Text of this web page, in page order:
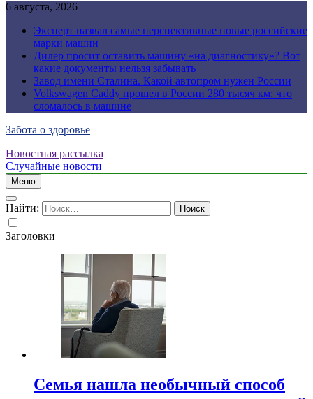
6 августа, 2026
Эксперт назвал самые перспективные новые российские
марки машин
Дилер просит оставить машину «на диагностику»? Вот
какие документы нельзя забывать
Завод имени Сталина. Какой автопром нужен России
Volkswagen Caddy прошел в России 280 тысяч км: что
сломалось в машине
Забота о здоровье
Новостная рассылка
Случайные новости
Меню
Найти:
Заголовки
Семья нашла необычный способ